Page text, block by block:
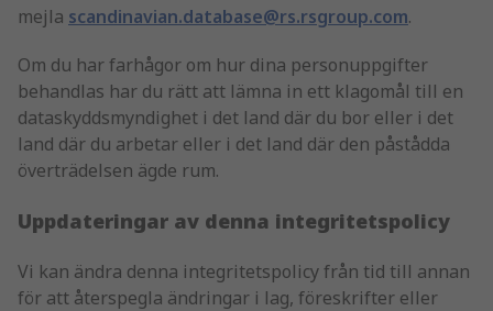
mejla scandinavian.database@rs.rsgroup.com.
Om du har farhågor om hur dina personuppgifter
behandlas har du rätt att lämna in ett klagomål till en
dataskyddsmyndighet i det land där du bor eller i det
land där du arbetar eller i det land där den påstådda
överträdelsen ägde rum.
Uppdateringar av denna integritetspolicy
Vi kan ändra denna integritetspolicy från tid till annan
för att återspegla ändringar i lag, föreskrifter eller